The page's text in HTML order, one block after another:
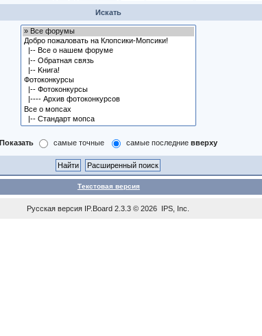
Искать
Показать самые точные самые последние вверху
Текстовая версия
Русская версия IP.Board 2.3.3 © 2026 IPS, Inc